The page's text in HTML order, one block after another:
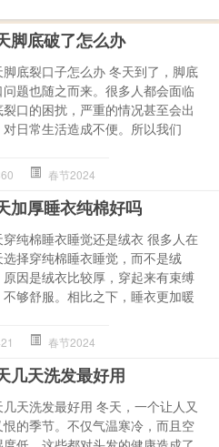
脚底破了怎么办
脚底裂口子怎么办 冬天到了，脚底
问题也随之而来。很多人都会面临
裂口的困扰，严重的情况甚至会出
对日常生活造成不便。所以我们
春节2024
加厚睡衣纯棉好吗
穿纯棉睡衣睡觉还是绒衣 很多人在
选择穿纯棉睡衣睡觉，而不是绒
原因是绒衣比较厚，穿起来有束缚
不够舒服。相比之下，睡衣更加暖
春节2024
几天洗发最好用
几天洗发最好用 冬天，一个让人又
恨的季节。不仅气温寒冷，而且空